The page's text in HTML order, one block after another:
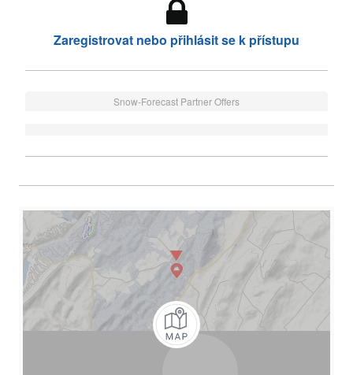
Zaregistrovat nebo přihlásit se k přístupu
Snow-Forecast Partner Offers